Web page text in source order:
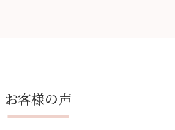
お客様の声